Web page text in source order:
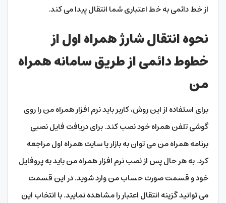
از خط دائمی به خط اعتباری شما انتقال پیدا می کند.
نحوه انتقال شارژ همراه اول از
خطوط دائمی از طریق سامانه همراه
من
برای استفاده از این روش، کاربر باید نرم افزار همراه من را روی
گوشی تلفن همراه خود نصب کند. برای دریافت فایل نصبی
برنامه همراه من می توان به بازار یا سایت همراه اول مراجعه
کرد. به هر حال پس از نصب نرم افزار همراه من باید به پروفایل
خود و قسمت صورت حساب من وارد شوید. در این قسمت
می توانید گزینه انتقال اعتبار را مشاهده نمایید. با انتخاب این